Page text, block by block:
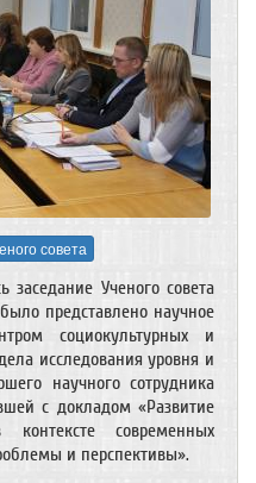
совета
заседание Ученого совета
представлено научное
социокультурных и
исследования уровня и
научного сотрудника
с докладом «Развитие
контексте современных
и перспективы».